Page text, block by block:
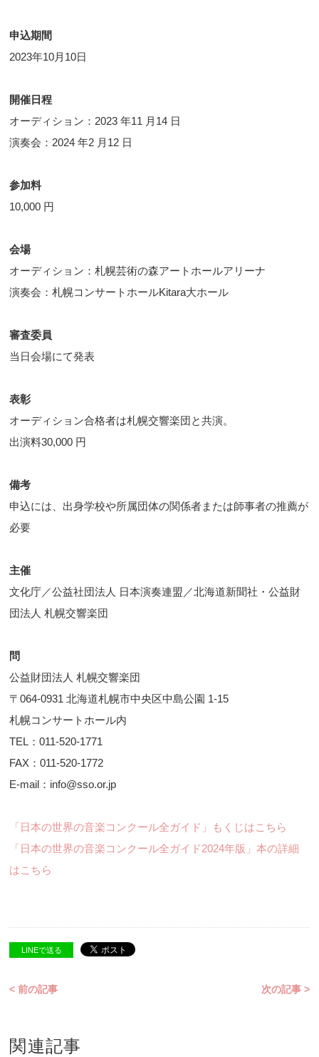
申込期間
2023年10月10日
開催日程
オーディション：2023 年11 月14 日
演奏会：2024 年2 月12 日
参加料
10,000 円
会場
オーディション：札幌芸術の森アートホールアリーナ
演奏会：札幌コンサートホールKitara大ホール
審査委員
当日会場にて発表
表彰
オーディション合格者は札幌交響楽団と共演。
出演料30,000 円
備考
申込には、出身学校や所属団体の関係者または師事者の推薦が
必要
主催
文化庁／公益社団法人 日本演奏連盟／北海道新聞社・公益財
団法人 札幌交響楽団
問
公益財団法人 札幌交響楽団
〒064-0931 北海道札幌市中央区中島公園 1-15
札幌コンサートホール内
TEL：011-520-1771
FAX：011-520-1772
E-mail：info@sso.or.jp
「日本の世界の音楽コンクール全ガイド」もくじはこちら
「日本の世界の音楽コンクール全ガイド2024年版」本の詳細
はこちら
LINEで送る
< 前の記事 次の記事 >
関連記事